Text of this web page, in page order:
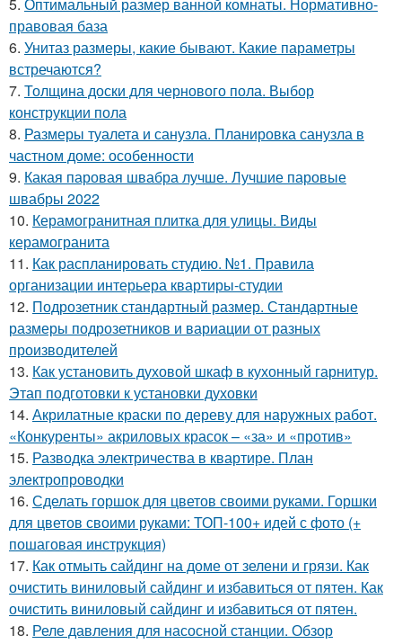
правовая база
6. Унитаз размеры, какие бывают. Какие параметры
встречаются?
7. Толщина доски для чернового пола. Выбор
конструкции пола
8. Размеры туалета и санузла. Планировка санузла в
частном доме: особенности
9. Какая паровая швабра лучше. Лучшие паровые
швабры 2022
10. Керамогранитная плитка для улицы. Виды
керамогранита
11. Как распланировать студию. №1. Правила
организации интерьера квартиры-студии
12. Подрозетник стандартный размер. Стандартные
размеры подрозетников и вариации от разных
производителей
13. Как установить духовой шкаф в кухонный гарнитур.
Этап подготовки к установки духовки
14. Акрилатные краски по дереву для наружных работ.
«Конкуренты» акриловых красок – «за» и «против»
15. Разводка электричества в квартире. План
электропроводки
16. Сделать горшок для цветов своими руками. Горшки
для цветов своими руками: ТОП-100+ идей с фото (+
пошаговая инструкция)
17. Как отмыть сайдинг на доме от зелени и грязи. Как
очистить виниловый сайдинг и избавиться от пятен. Как
очистить виниловый сайдинг и избавиться от пятен.
18. Реле давления для насосной станции. Обзор